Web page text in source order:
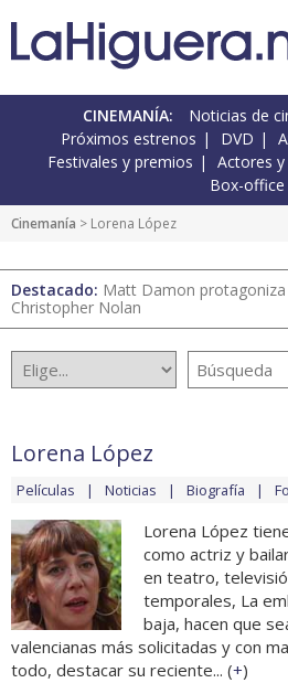
CINEMANÍA: Noticias de
Próximos estrenos
DVD
Festivales y premios
Actores
Box-office
Cinemanía > Lorena López
Destacado: Matt Damon
Christopher Nolan
Lorena López
Películas Noticias Biografía
Lorena López
como actriz y
en teatro,
temporales, La
baja, hacen que
valencianas más solicitadas y con
todo, destacar su reciente... (+)